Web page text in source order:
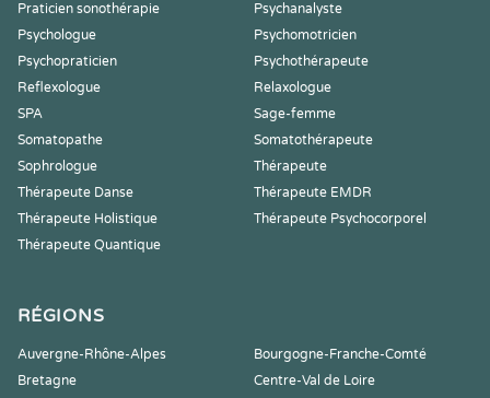
Praticien sonothérapie
Psychanalyste
Psychologue
Psychomotricien
Psychopraticien
Psychothérapeute
Reflexologue
Relaxologue
SPA
Sage-femme
Somatopathe
Somatothérapeute
Sophrologue
Thérapeute
Thérapeute Danse
Thérapeute EMDR
Thérapeute Holistique
Thérapeute Psychocorporel
Thérapeute Quantique
RÉGIONS
Auvergne-Rhône-Alpes
Bourgogne-Franche-Comté
Bretagne
Centre-Val de Loire